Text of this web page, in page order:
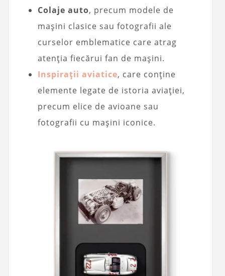
Colaje auto, precum modele de
mașini clasice sau fotografii ale
curselor emblematice care atrag
atenția fiecărui fan de mașini.
Inspirații aviatice, care conține
elemente legate de istoria aviației,
precum elice de avioane sau
fotografii cu mașini iconice.